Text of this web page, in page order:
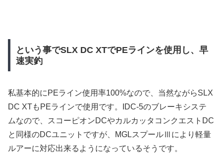
という事でSLX DC XTでPEラインを使用し、早
速実釣
私基本的にPEライン使用率100%なので、当然ながらSLX
DC XTもPEラインで使用です。IDC-5のブレーキシステ
ムなので、スコーピオンDCやカルカッタコンクエストDC
と同様のDCユニットですが、MGLスプールⅢにより軽量
ルアーに対応出来るようになっているそうです。